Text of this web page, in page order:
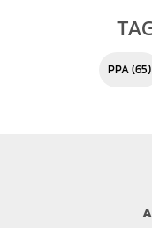
PPA(65)